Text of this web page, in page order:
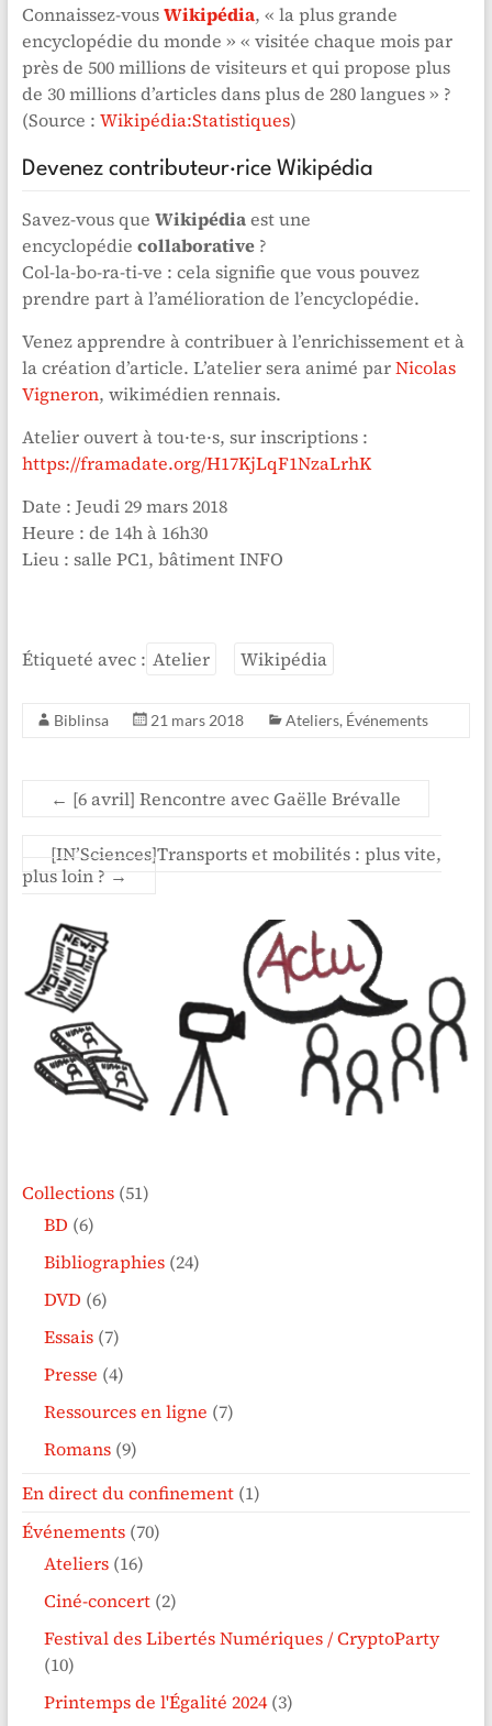
Connaissez-vousWikipédia, « la plus grande
encyclopédie du monde » « visitée chaque mois par
près de 500 millions de visiteurs et qui propose plus
de 30 millions d’articles dans plus de 280 langues » ?
(Source : Wikipédia:Statistiques)
Devenez contributeur·rice Wikipédia
Savez-vous que Wikipédiaest une
encyclopédie collaborative?
Col-la-bo-ra-ti-ve : cela signifie que vous pouvez
prendre part à l’amélioration de l’encyclopédie.
Venez apprendre à contribuer à l’enrichissement et à
la création d’article. L’atelier sera animé parNicolas
Vigneron, wikimédien rennais.
Atelier ouvert à tou·te·s, sur inscriptions :
https://framadate.org/H17KjLqF1NzaLrhK
Date : Jeudi 29 mars 2018
Heure : de 14h à 16h30
Lieu : salle PC1, bâtiment INFO
Étiqueté avec : Atelier Wikipédia
Biblinsa 21 mars 2018 Ateliers, Événements
← [6 avril] Rencontre avec Gaëlle Brévalle
[IN’Sciences]Transports et mobilités : plus vite,
plus loin ? →
Collections(51)
BD (6)
Bibliographies(24)
DVD (6)
Essais(7)
Presse (4)
Ressources en ligne (7)
Romans(9)
En direct du confinement(1)
Événements(70)
Ateliers(16)
Ciné-concert(2)
Festival des Libertés Numériques / CryptoParty
(10)
Printemps de l'Égalité 2024(3)